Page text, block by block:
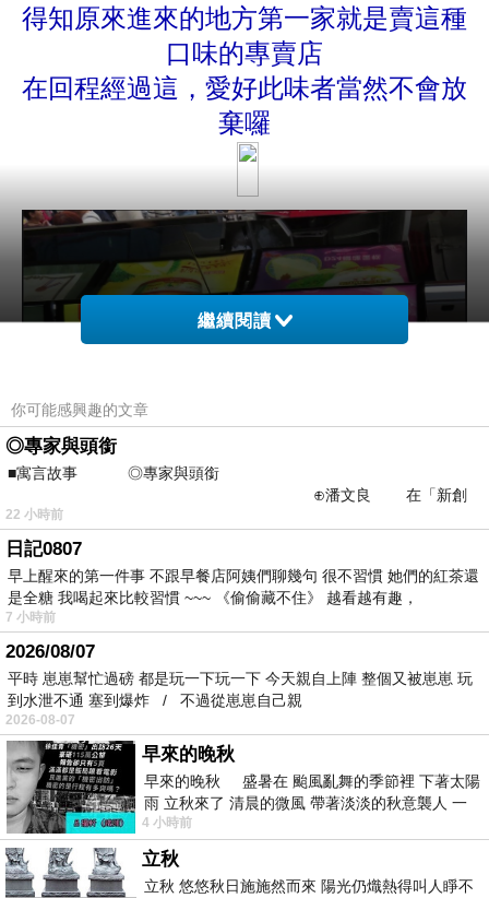
得知原來進來的地方第一家就是賣這種
口味的專賣店
在回程經過這，愛好此味者當然不會放
棄囉
哇~~
當地人也覺得它跟貓有關係
一個小小的港幣68元，
在台灣可以買一整個新鮮的榴槤了
唉呀~~
巾幗平常勤儉持家過日子，
見不了這樣的奢侈
最主要的是~~
巾幗不敢吃這玩意兒
繼續閱讀
你可能感興趣的文章
◎專家與頭銜
■寓言故事 ◎專家與頭銜
⊕潘文良 在「新創
之谷」裡——
22 小時前
日記0807
早上醒來的第一件事 不跟早餐店阿姨們聊幾句 很不習慣 她們的紅茶還
是全糖 我喝起來比較習慣 ~~~ 《偷偷藏不住》 越看越有趣，
7 小時前
2026/08/07
平時 崽崽幫忙過磅 都是玩一下玩一下 今天親自上陣 整個又被崽崽 玩
到水泄不通 塞到爆炸 / 不過從崽崽自己親
2026-08-07
早來的晚秋
早來的晚秋 盛暑在 颱風亂舞的季節裡 下著太陽
雨 立秋來了 清晨的微風 帶著淡淡的秋意襲人 一
下子 又被赤
4 小時前
立秋
立秋 悠悠秋日施施然而來 陽光仍熾熱得叫人睜不